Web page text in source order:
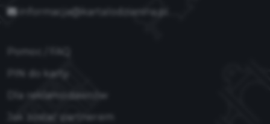
informacja@kartalodzianina.pl
PIN do karty
Dla reklamodawców
Jak zostać partnerem